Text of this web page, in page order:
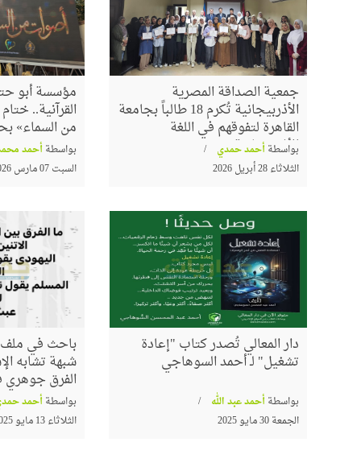
جمعية الصداقة المصرية
الأذربيجانية تُكرم 18 طالباً بجامعة
القاهرة لتفوقهم في اللغة
الأذربيجانية
بواسطةأحمد حمدي
الثلاثاء 28 أبريل 2026
مؤسسة أبو
القرآنية..
من السماء»
بواسطةأحمد
السبت 07 مارس 2026
دار المعالي تُصدر كتاب "إعادة
تشغيل" لـ أحمد السوهاجي
بواسطةأحمد عبد الله
الجمعة 30 مايو 2025
باحث في ملف
شبهة تشابه
الفرق جوهري
بواسطةأحمد
الثلاثاء 13 مايو 2025
"محمود شاكر"
للتعتيم من بعض
واللادينية
حسام عقل ينتصر
وتراثه العلمي في